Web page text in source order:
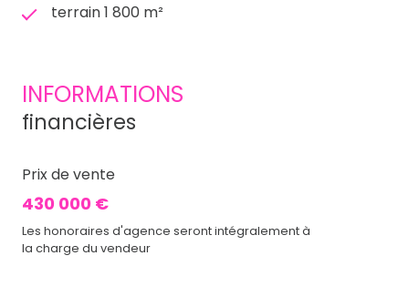
terrain 1 800 m²
INFORMATIONS
financières
Prix de vente
430 000 €
Les honoraires d'agence seront intégralement à
la charge du vendeur